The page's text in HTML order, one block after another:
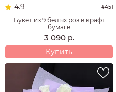
4.9 #451
Букет из 9 белых роз в крафт
бумаге
3 090 р.
Купить